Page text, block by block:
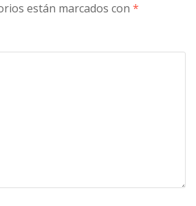
están marcados con*